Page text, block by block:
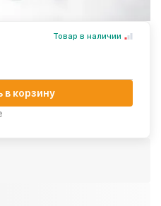
Товар в наличии
в корзину